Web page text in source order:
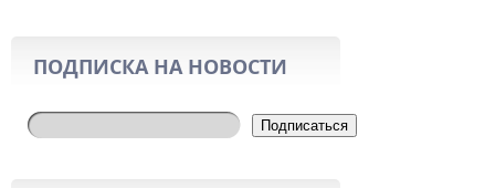
ПОДПИСКА НА НОВОСТИ
Подписаться